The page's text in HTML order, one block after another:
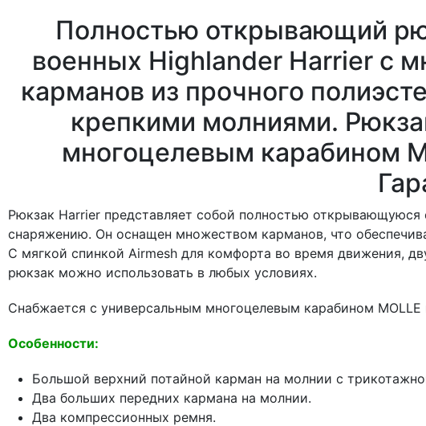
Полностью открывающий
военных Highlander Harrier с
карманов из прочного
крепкими молниями.
многоцелевым карабином
Рюкзак Harrier представляет собой полностью
снаряжению. Он оснащен множеством карманов, что
С мягкой спинкой Airmesh для комфорта во время движения,
рюкзак можно использовать в любых условиях.
Снабжается с универсальным многоцелевым карабином
Особенности:
Большой верхний потайной карман на молнии с
Два больших передних кармана на молнии.
Два компрессионных ремня.